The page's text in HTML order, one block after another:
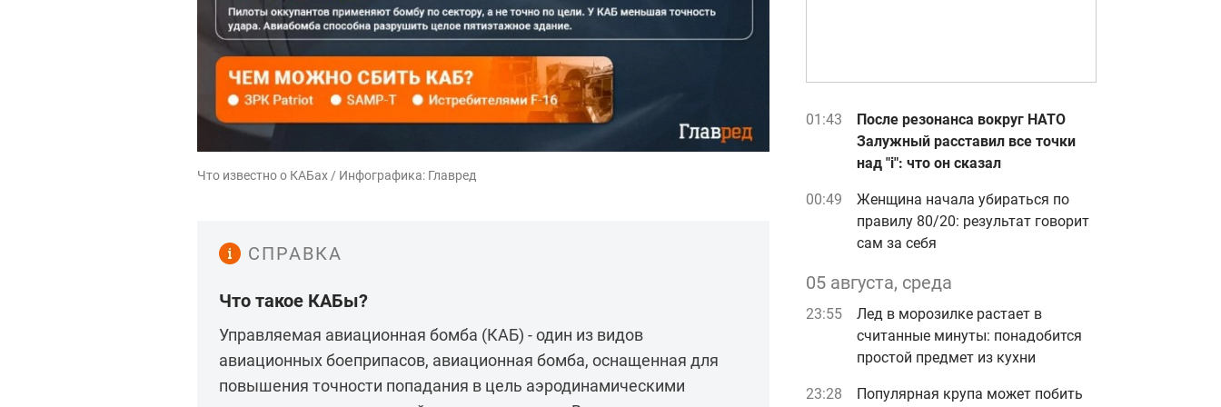
Что известно о КАБах / Инфографика: Главред
СПРАВКА
Что такое КАБы?
Управляемая авиационная бомба (КАБ) - один из видов
авиационных боеприпасов, авиационная бомба, оснащенная для
повышения точности попадания в цель аэродинамическими
01:43
После резонанса вокруг НАТО
Залужный расставил все точки
над "i": что он сказал
00:49
Женщина начала убираться по
правилу 80/20: результат говорит
сам за себя
05 августа, среда
23:55
Лед в морозилке растает в
считанные минуты: понадобится
простой предмет из кухни
23:28 Популярная крупа может побить